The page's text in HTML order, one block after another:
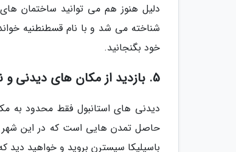
دلیل هنوز هم می توانید ساختمان
شناخته می شد و با نام قسطنطنیه
خود بگنجانید.
5. بازدید از مکان های دیدنی و نقاط برجسته استانبول
دیدنی های استانبول فقط محدود به
حاصل تمدن هایی است که در این شهر
باسیلیکا سیسترن بروید و خواهید